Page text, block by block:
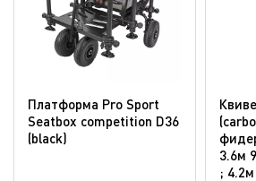
Платформа Pro Sport
Seatbox competition D36
(blaсk)
3.6м
; 4.2м